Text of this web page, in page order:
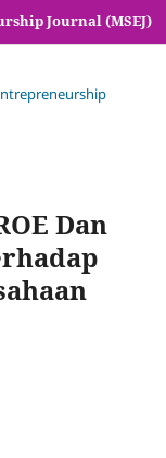
Journal (MSEJ)
Dan